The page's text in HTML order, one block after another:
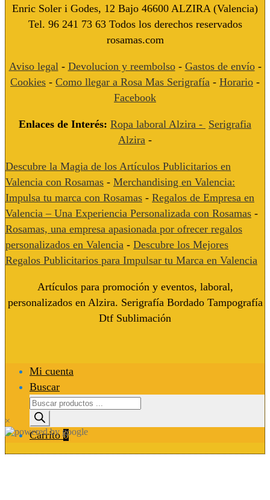
Enric Soler i Godes, 12 Bajo 46600 ALZIRA (Valencia)
Tel. 96 241 73 63 Todos los derechos reservados
rosamas.com
Aviso legal - Devolucion y reembolso- Gastos de envío-
Cookies - Como llegar a Rosa Mas Serigrafía - Horario -
Facebook
Enlaces de Interés: Ropa laboral Alzira - Serigrafia
Alzira -
Descubre la Magia de los Artículos Publicitarios en
Valencia con Rosamas - Merchandising en Valencia:
Impulsa tu marca con Rosamas - Regalos de Empresa en
Valencia – Una Experiencia Personalizada con Rosamas -
Rosamas, una empresa apasionada por ofrecer regalos
personalizados en Valencia - Descubre los Mejores
Regalos Publicitarios para Impulsar tu Marca en Valencia
Artículos para promoción y eventos, laboral,
personalizados en Alzira. Serigrafía Bordado Tampografía
Dtf Sublimación
Mi cuenta
Buscar
Búsqueda
de
productos
Carrito0
×